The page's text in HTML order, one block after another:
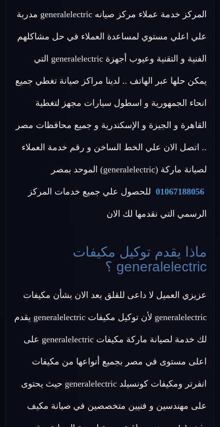
المركز خدمة عملاء مركز صيانه generalelectric مدربة
علي اعلي مستوي لمساعدة العملاء في حل مشاكلهم
الفنية و التقنية وعيوب أجهزة generalelectric التي
يمكن حلها عبر الهاتف .. لدينا مراكز صيانة تغطي جميع
انحاء الجمهورية و اسطول سيارات مجهز لتغطية
القاهرة و الجيزة و الإسكندرية و جميع محافظات مصر
.. اتصل الان علي الخط الساخن و رقم خدمة العملاء
لصيانة ماركة (generalelectric) الموحد بمصر
01067188056 للحصول علي جميع خدمات المركز
الرسمي التي نقدمها لك الان
ماذا يقدم توكيل مكيفات
generalelectric ؟
عزيزي العميل لا داعى للقلق بعد الان بشأن مكيفات
generalelectric لأن توكيل مكيفات generalelectric يقدم
لك خدمة لصيانة ماركة مكيفات generalelectric على
اعلى مستوى في مصر بجميع أنواعها من مكيفات
انفرتر ومكيفات كونسيلد generalelectric حيث يحتوى
على مهندسين و فنيين متخصصين في صيانة مكيف